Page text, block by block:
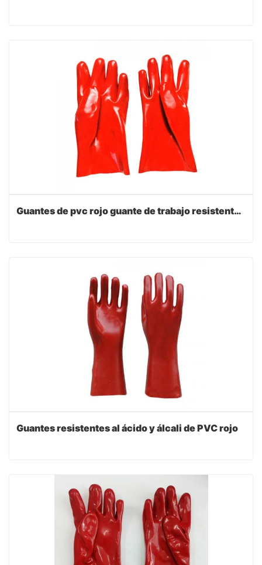
Guantes de pvc rojo guante de trabajo resistente al aceite
Guantes resistentes al ácido y álcali de PVC rojo